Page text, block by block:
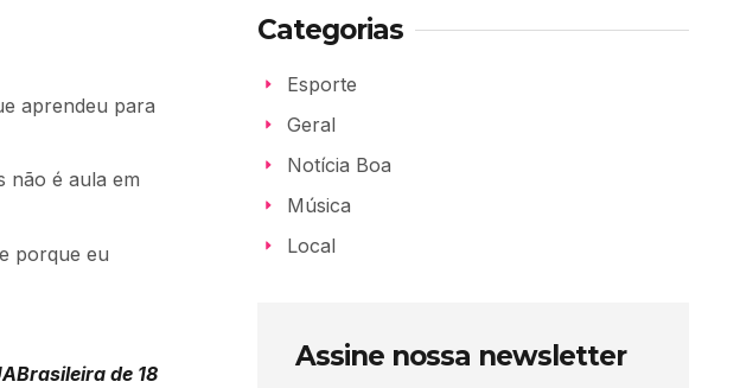
aprendeu para
não é aula em
porque eu
Brasileira de 18
Categorias
Esporte
Geral
Notícia Boa
Música
Local
Assine nossa newsletter